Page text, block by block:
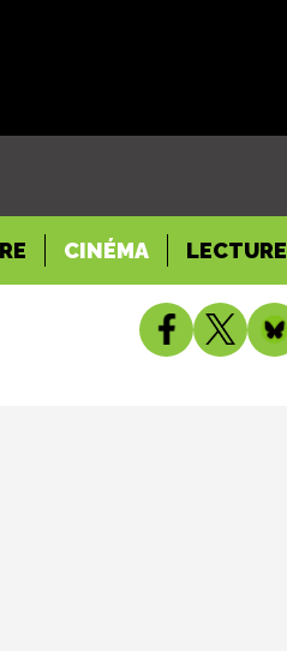
CINÉMA LECTURE